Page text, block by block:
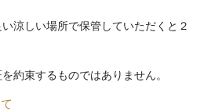
涼しい場所で保管していただくと２
約束するものではありません。